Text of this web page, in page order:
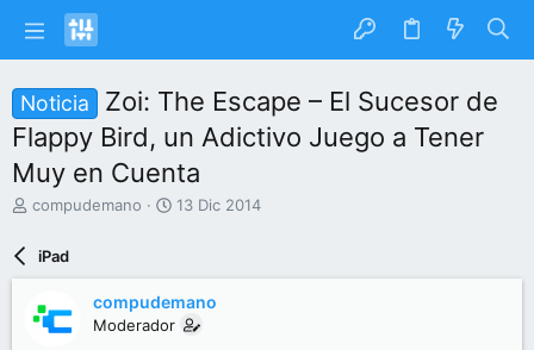
Noticia
Zoi: The Escape – El Sucesor de
Flappy Bird, un Adictivo Juego a Tener
Muy en Cuenta
I
c
a
compudemano
F
d
e
13 Dic 2014
iPad
compudemano
Moderador